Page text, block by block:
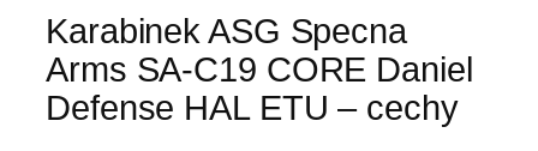
-
C
1
9
Karabinek ASG Specna
Arms SA-C19 CORE Daniel
Defense HAL ETU – cechy